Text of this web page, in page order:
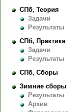
СПб, Теория
Задачи
Результаты
СПб, Практика
Задачи
Результаты
СПб, Сборы
Зимние сборы
Результаты
Архив